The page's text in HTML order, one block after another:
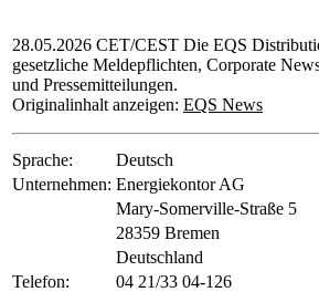
28.05.2026 CET/CEST Die EQS
gesetzliche Meldepflichten, Corporate
und Pressemitteilungen.
Originalinhalt anzeigen: EQS News
Sprache:
Deutsch
Unternehmen: Energiekontor AG
Mary-Somerville-Straße 5
28359 Bremen
Deutschland
Telefon:
04 21/33 04-126